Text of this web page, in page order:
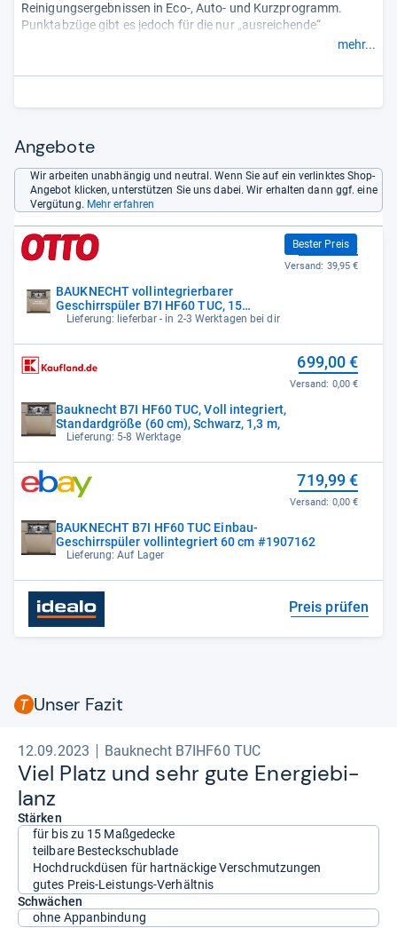
Reinigungsergebnissen in Eco-, Auto- und Kurzprogramm.
Punktabzüge gibt es jedoch für die nur „ausreichende“
Trocknung im Eco- und Kurzprogramm. Im täglichen Gebrauch
Schutz vor Wasserschäden ist ebenfalls
mehr...
Angebote
Wir arbeiten unabhängig und neutral. Wenn Sie auf ein verlinktes Shop-
Angebot klicken, unterstützen Sie uns dabei. Wir erhalten dann ggf. eine
Vergütung. Mehr erfahren
BAUKNECHT vollintegrierbarer
Geschirrspüler B7I HF60 TUC, 15
Maßgedecke,
Lieferung: lieferbar - in 2-3 Werktagen bei dir
Bester Preis
629,00 €
Versand: 39,95 €
Bauknecht B7I HF60 TUC, Voll integriert,
Standardgröße (60 cm), Schwarz, 1,3 m,
Lieferung: 5-8 Werktage
699,00 €
Versand: 0,00 €
BAUKNECHT B7I HF60 TUC Einbau-
Geschirrspüler vollintegriert 60 cm #1907162
Lieferung: Auf Lager
719,99 €
Versand: 0,00 €
Preis prüfen
Unser Fazit
12.09.2023 Bauknecht B7IHF60 TUC
Viel Platz und sehr gute Ener­gie­bi­
lanz
Stärken
für bis zu 15 Maßgedecke
teilbare Besteckschublade
Hochdruckdüsen für hartnäckige Verschmutzungen
gutes Preis-Leistungs-Verhältnis
Schwächen
ohne Appanbindung